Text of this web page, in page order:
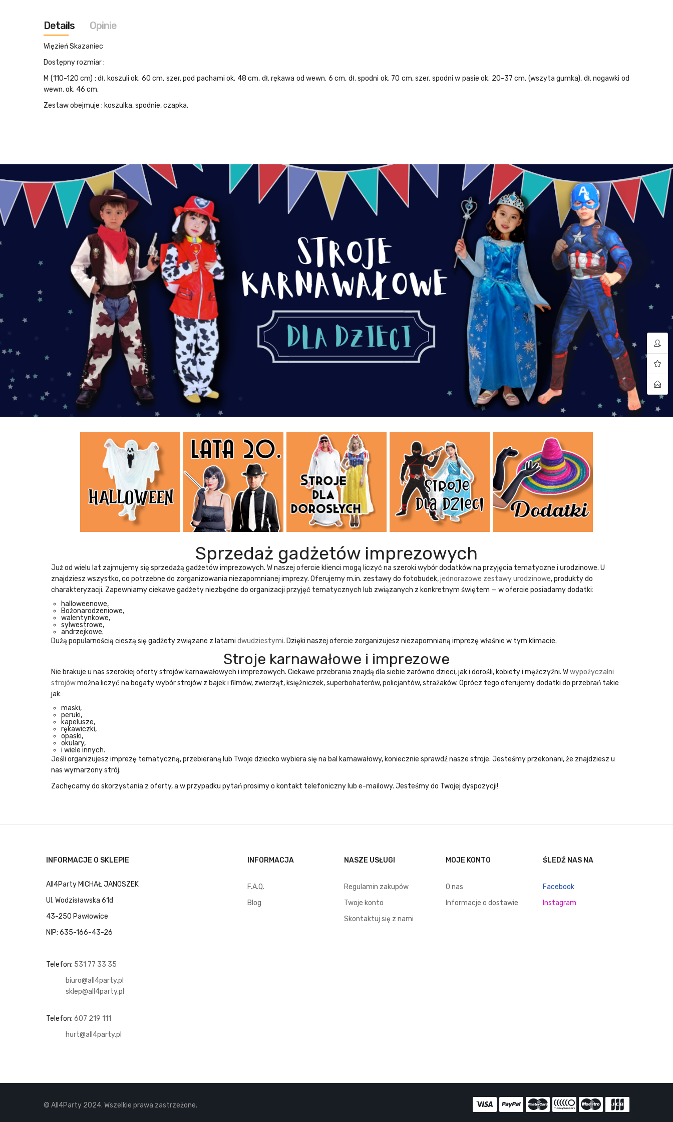
Details
Więzień Skazaniec
Dostępny rozmiar :
M (110-120 cm) : dł. koszuli ok. 60 cm, szer. pod pachami ok. 48 cm, dł. rękawa od wewn. 6 cm, dł. spodni ok. 70 cm, szer. spodni w pasie ok. 20-37 cm. (wszyta gumka), dł. nogawki od
wewn. ok. 46 cm.
Zestaw obejmuje : koszulka, spodnie, czapka.
Opinie
Sprzedaż gadżetów imprezowych
Już od wielu lat zajmujemy sięsprzedażą gadżetów imprezowych. W naszej ofercie klienci mogą liczyć na szeroki wybór dodatków na przyjęcia tematyczne i urodzinowe. U
znajdziesz wszystko, co potrzebne do zorganizowania niezapomnianej imprezy. Oferujemy m.in. zestawy do fotobudek,jednorazowe zestawy urodzinowe, produkty do
charakteryzacji. Zapewniamy ciekawe gadżety niezbędne do organizacji przyjęć tematycznych lub związanych z konkretnym świętem — w ofercie posiadamy dodatki:
halloweenowe,
Bożonarodzeniowe,
walentynkowe,
sylwestrowe,
andrzejkowe.
Dużą popularnością cieszą się gadżety związane z latami dwudziestymi. Dzięki naszej ofercie zorganizujesz niezapomnianą imprezę właśnie w tym klimacie.
Stroje karnawałowe i imprezowe
Nie brakuje u nas szerokiej ofertystrojów karnawałowych i imprezowych. Ciekawe przebrania znajdą dla siebie zarówno dzieci, jak i dorośli, kobiety i mężczyźni. Wwypożyczalni
strojówmożna liczyć na bogaty wybór strojów z bajek i filmów, zwierząt, księżniczek, superbohaterów, policjantów, strażaków. Oprócz tego oferujemy dodatki do przebrań takie
jak:
maski,
peruki,
kapelusze,
rękawiczki,
opaski,
okulary,
i wiele innych.
Jeśli organizujesz imprezę tematyczną, przebieraną lub Twoje dziecko wybiera się na bal karnawałowy, koniecznie sprawdź nasze stroje. Jesteśmy przekonani, że znajdziesz u
nas wymarzony strój.
Zachęcamy do skorzystania z oferty, a w przypadku pytań prosimy o kontakt telefoniczny lub e-mailowy. Jesteśmy do Twojej dyspozycji!
INFORMACJE O SKLEPIE
All4Party MICHAŁ JANOSZEK
Ul. Wodzisławska 61d
43-250 Pawłowice
NIP: 635-166-43-26
Telefon: 531 77 33 35
biuro@all4party.pl
sklep@all4party.pl
Telefon: 607 219 111
hurt@all4party.pl
INFORMACJA
F.A.Q.
Blog
NASZE USŁUGI
Regulamin zakupów
Twoje konto
Skontaktuj się z nami
MOJE KONTO
O nas
Informacje o dostawie
ŚLEDŹ NAS NA
Facebook
Instagram
© All4Party 2024. Wszelkie prawa zastrzeżone.